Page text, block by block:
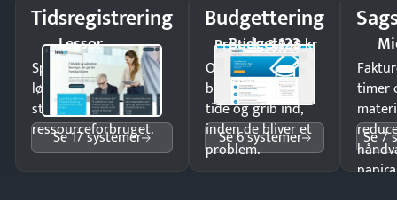
Tidsregistrering
Lessor
Spar tid på
lønberegning og få
styr på
ressourceforbruget.
Se 17 systemer
Budgettering
Budget123
Pristjek: 3.948 kr
Opdag
budgetafvigelser i
tide og grib ind,
inden de bliver et
problem.
Se 6 systemer
timer
Se 7